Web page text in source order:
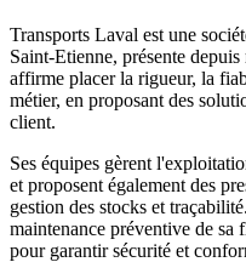
Transports Laval est une
Saint-Etienne, présente
affirme placer la rigueur, la
métier, en proposant des
client.
Ses équipes gèrent
et proposent également des
gestion des stocks et
maintenance préventive de sa
pour garantir sécurité et